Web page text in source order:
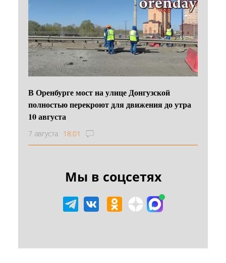
В Оренбурге мост на улице Донгузской
полностью перекроют для движения до утра
10 августа
7 августа 18:01
Мы в соцсетях